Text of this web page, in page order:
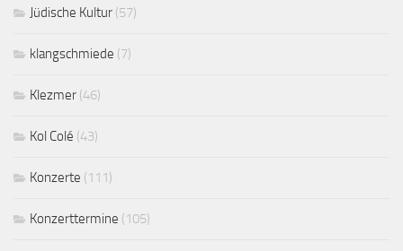
Jüdische Kultur (57)
klangschmiede (7)
Klezmer (46)
Kol Colé (43)
Konzerte (111)
Konzerttermine (105)